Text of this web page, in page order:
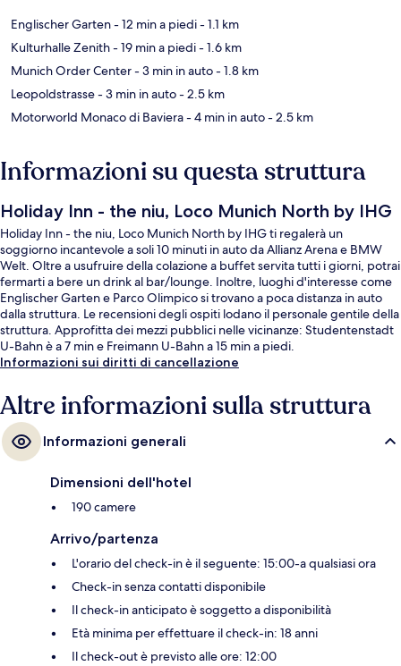
Englischer Garten- 12 min a piedi- 1.1 km
Kulturhalle Zenith- 19 min a piedi- 1.6 km
Munich Order Center- 3 min in auto- 1.8 km
Leopoldstrasse- 3 min in auto- 2.5 km
Motorworld Monaco di Baviera- 4 min in auto- 2.5 km
Informazioni su questa struttura
Holiday Inn - the niu, Loco Munich North by IHG
Holiday Inn - the niu, Loco Munich North by IHG ti regalerà un
soggiorno incantevole a soli 10 minuti in auto da Allianz Arena e BMW
Welt. Oltre a usufruire della colazione a buffet servita tutti i giorni, potrai
fermarti a bere un drink al bar/lounge. Inoltre, luoghi d'interesse come
Englischer Garten e Parco Olimpico si trovano a poca distanza in auto
dalla struttura. Le recensioni degli ospiti lodano il personale gentile della
struttura. Approfitta dei mezzi pubblici nelle vicinanze: Studentenstadt
U-Bahn è a 7 min e Freimann U-Bahn a 15 min a piedi.
Informazioni sui diritti di cancellazione
Altre informazioni sulla struttura
Informazioni generali
Dimensioni dell'hotel
190 camere
Arrivo/partenza
L'orario del check-in è il seguente: 15:00-a qualsiasi ora
Check-in senza contatti disponibile
Il check-in anticipato è soggetto a disponibilità
Età minima per effettuare il check-in: 18 anni
Il check-out è previsto alle ore: 12:00